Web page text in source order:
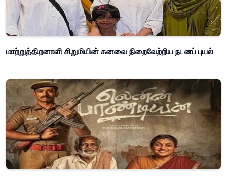
மாற்றுத்திறனாளி சிறுமியின் கனவை நிறைவேற்றிய நடனப் புயல்